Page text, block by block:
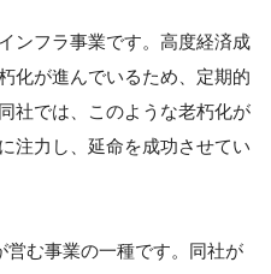
ンフラ事業です。高度経済成
化が進んでいるため、定期的
社では、このような老朽化が
注力し、延命を成功させてい
営む事業の一種です。同社が